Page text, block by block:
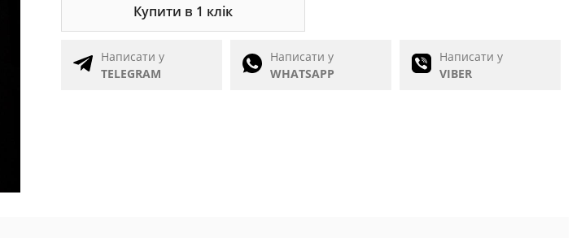
Купити в 1 клік
Написати у
TELEGRAM
Написати у
WHATSAPP
Написати у
VIBER